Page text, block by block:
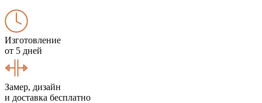
Изготовление
от 5 дней
Замер, дизайн
и доставка бесплатно